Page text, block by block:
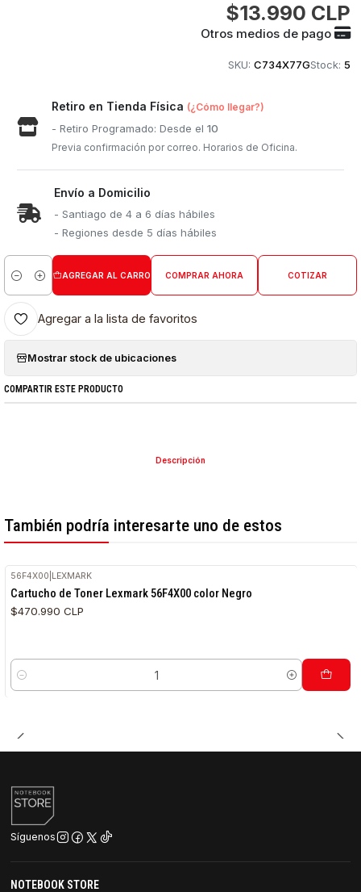
$13.990 CLP
Otros medios de pago
SKU: C734X77GStock: 5
Retiro en Tienda Física (¿Cómo llegar?)
- Retiro Programado: Desde el10
Previa confirmación por correo. Horarios de Oficina.
Envío a Domicilio
- Santiago de 4 a 6 días hábiles
- Regiones desde 5 días hábiles
Cantidad
AGREGAR AL CARRO COMPRAR AHORA COTIZAR
Agregar a la lista de favoritos
Mostrar stock de ubicaciones
COMPARTIR ESTE PRODUCTO
Descripción
También podría interesarte uno de estos
56F4X00 LEXMARK
Cartucho de Toner Lexmark 56F4X00 color Negro
$470.990 CLP
Cantidad
Síguenos
NOTEBOOK STORE